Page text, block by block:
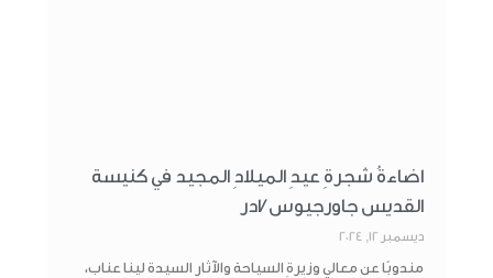
اضاءةُ شجرةِ عيدِ الميلادِ المجيد في كنيسة
القديس جاورجيوس /ادر
ديسمبر 12, 2024
مندوبًا عن معالي وزيرةِ السياحة والآثار السيدة لينا عناب،